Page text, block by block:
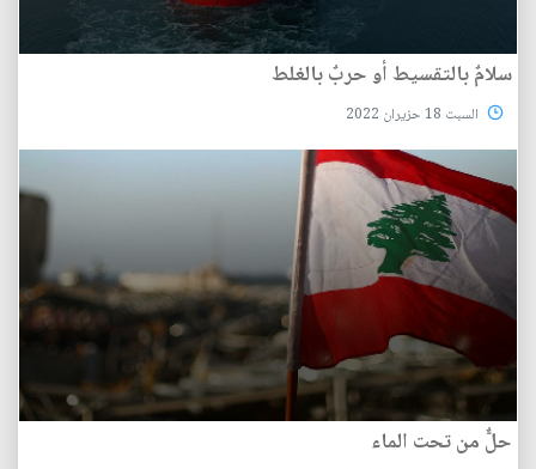
سلامٌ بالتقسيط أو حربٌ بالغلط
السبت 18 حزيران 2022
حلٌّ من تحت الماء